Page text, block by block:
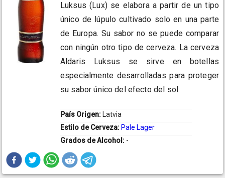
Luksus (Lux) se elabora a partir de un tipo
único de lúpulo cultivado solo en una parte
de Europa. Su sabor no se puede comparar
con ningún otro tipo de cerveza. La cerveza
Aldaris Luksus se sirve en botellas
especialmente desarrolladas para proteger
su sabor único del efecto del sol.
País Origen: Latvia
Estilo de Cerveza: Pale Lager
Grados de Alcohol: -